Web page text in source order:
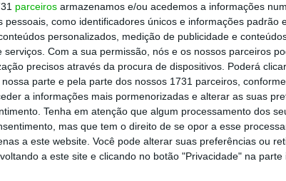
parceiros armazenamos e/ou acedemos a informações
pessoais, como identificadores únicos e informações padrão
personalizados, medição de publicidade e
serviços. Com a sua permissão, nós e os nossos parceiros
precisos através da procura de dispositivos. Poderá
parte e pela parte dos nossos 1731 parceiros,
a informações mais pormenorizadas e alterar as suas
Tenha em atenção que algum processamento dos
mas que tem o direito de se opor a esse
a este website. Você pode alterar suas preferências ou
a este site e clicando no botão "Privacidade" na parte
os planos